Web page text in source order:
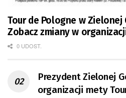
Tour de Pologne w Zielonej
Zobacz zmiany w
0 UDOST.
Prezydent Zielonej
organizacji mety